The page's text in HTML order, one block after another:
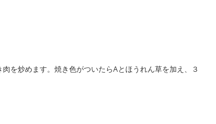
を炒めます。焼き色がついたらAとほうれん草を加え、３